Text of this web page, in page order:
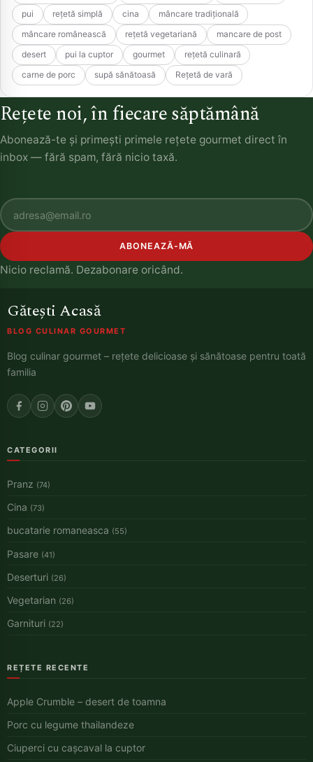
pui
rețetă simplă cina
mâncare tradițională
mâncare românească
rețetă vegetariană
mancare de post
desert
pui la cuptor gourmet
rețetă culinară
carne de porc
supă sănătoasă Rețetă de vară
Rețete noi, în fiecare săptămână
Abonează-te și primești primele rețete gourmet direct în
inbox — fără spam, fără nicio taxă.
ABONEAZĂ-MĂ
Nicio reclamă. Dezabonare oricând.
Gătești Acasă
BLOG CULINAR GOURMET
Blog culinar gourmet – rețete delicioase și sănătoase pentru toată
familia
CATEGORII
Pranz (74)
Cina (73)
bucatarie romaneasca (55)
Pasare (41)
Deserturi (26)
Vegetarian (26)
Garnituri (22)
REȚETE RECENTE
Apple Crumble – desert de toamna
Porc cu legume thailandeze
Ciuperci cu cașcaval la cuptor